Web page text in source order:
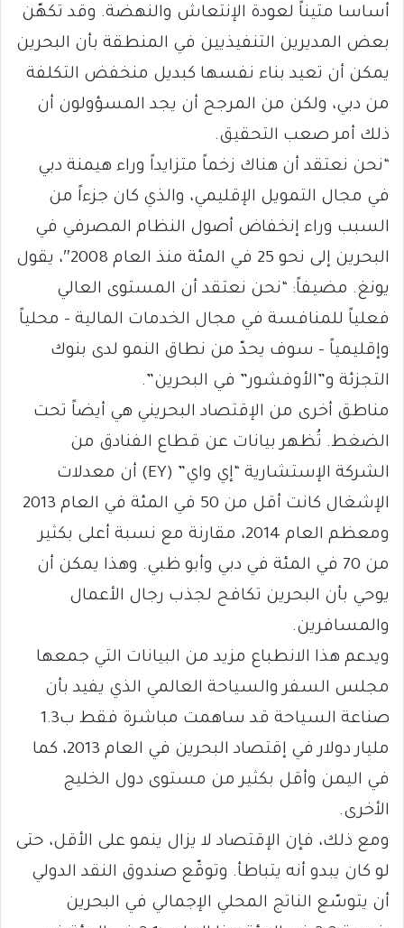
أساسا متيناً لعودة الإنتعاش والنهضة. وقد تكهّن
بعض المديرين التنفيذيين في المنطقة بأن البحرين
يمكن أن تعيد بناء نفسها كبديل منخفض التكلفة
من دبي، ولكن من المرجح أن يجد المسؤولون أن
ذلك أمر صعب التحقيق.
“نحن نعتقد أن هناك زخماً متزايداً وراء هيمنة دبي
في مجال التمويل الإقليمي، والذي كان جزءاً من
السبب وراء إنخفاض أصول النظام المصرفي في
البحرين إلى نحو 25 في المئة منذ العام 2008″، يقول
يونغ. مضيفاً: “نحن نعتقد أن المستوى العالي
فعلياً للمنافسة في مجال الخدمات المالية – محلياً
وإقليمياً – سوف يحدّ من نطاق النمو لدى بنوك
التجزئة و”الأوفشور” في البحرين”.
مناطق أخرى من الإقتصاد البحريني هي أيضاً تحت
الضغط. تُظهر بيانات عن قطاع الفنادق من
الشركة الإستشارية “إي واي” (EY) أن معدلات
الإشغال كانت أقل من 50 في المئة في العام 2013
ومعظم العام 2014، مقارنة مع نسبة أعلى بكثير
من 70 في المئة في دبي وأبو ظبي. وهذا يمكن أن
يوحي بأن البحرين تكافح لجذب رجال الأعمال
والمسافرين.
ويدعم هذا الانطباع مزيد من البيانات التي جمعها
مجلس السفر والسياحة العالمي الذي يفيد بأن
صناعة السياحة قد ساهمت مباشرة فقط ب1.3
مليار دولار في إقتصاد البحرين في العام 2013، كما
في اليمن وأقل بكثير من مستوى دول الخليج
الأخرى.
ومع ذلك، فإن الإقتصاد لا يزال ينمو على الأقل، حتى
لو كان يبدو أنه يتباطأ. وتوقّع صندوق النقد الدولي
أن يتوسّع الناتج المحلي الإجمالي في البحرين